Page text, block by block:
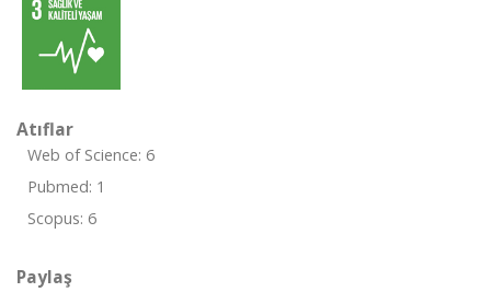
Atıflar
Web of Science: 6
Pubmed: 1
Scopus: 6
Paylaş